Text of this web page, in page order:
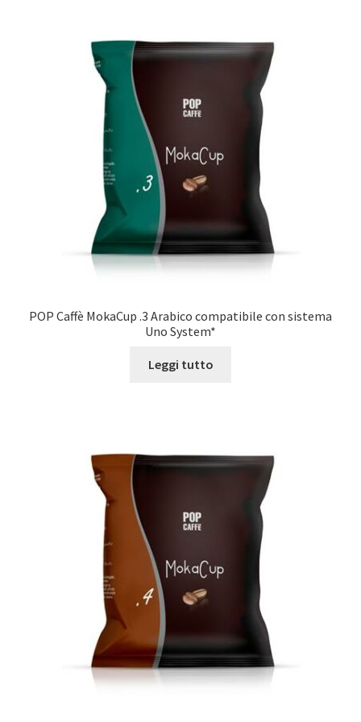
POP Caffè MokaCup .3 Arabico compatibile con sistema
Uno System*
Leggi tutto